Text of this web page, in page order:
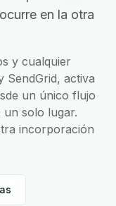
en la otra
y cualquier
SendGrid, activa
un único flujo
solo lugar.
incorporación